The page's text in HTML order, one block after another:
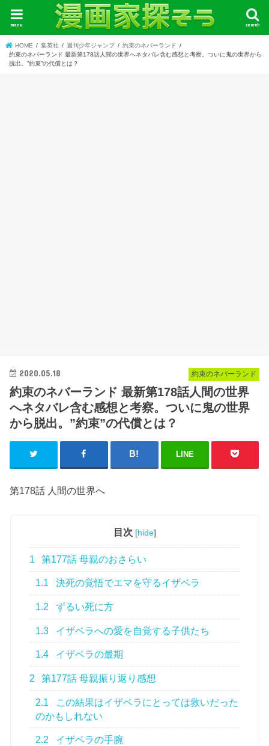
search
menu
HOME 集英社 週刊少年ジャンプ
約束のネバーランド
約束のネバーランド 最新第178話人間の世界へネタバレ含む感想と考察。ついに鬼の世界から
脱出。”約束”の代償とは？
約束のネバーランド
2020.05.18
約束のネバーランド 最新第178話人間の世界
へネタバレ含む感想と考察。ついに鬼の世界
から脱出。”約束”の代償とは？
LINE
第178話 人間の世界へ
目次 [hide]
1 第177話 母親のおさらい
1.1 決死の覚悟でエマを守るイザベラ
1.2 ずるい死に方
1.3 イザベラへの愛を自覚する子供たち
1.4 イザベラの最期
2 第177話 母親振り返り感想
2.1
この結果はイザベラにとっては救いだった
のかもしれない
2.2 イザベラの手腕